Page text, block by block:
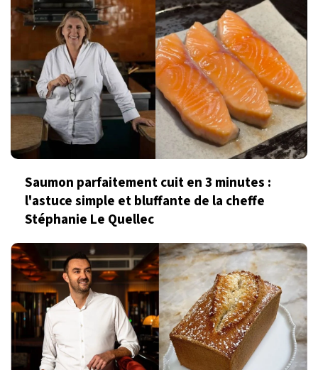
Saumon parfaitement cuit en 3 minutes :
l'astuce simple et bluffante de la cheffe
Stéphanie Le Quellec